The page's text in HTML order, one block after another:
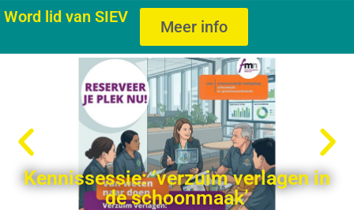
Word lid van SIEV
Meer info
Kennissessie: ‘verzuim verlagen in
de schoonmaak’